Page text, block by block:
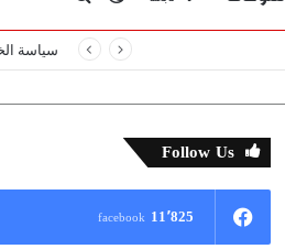
عنالمظلم
سياسة
Follow Us
11٬825 facebook